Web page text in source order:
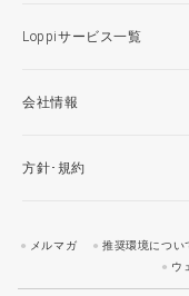
Loppiサービス一覧
会社情報
方針･規約
メルマガ 推奨環境につい
ウ